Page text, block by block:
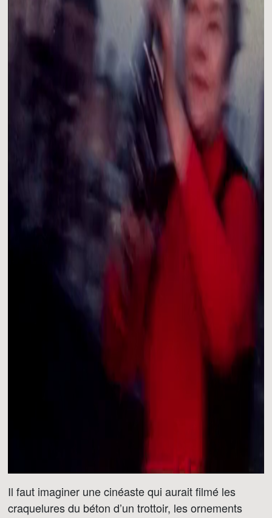
Il faut imaginer une cinéaste qui aurait filmé les
craquelures du béton d’un trottoir, les ornements